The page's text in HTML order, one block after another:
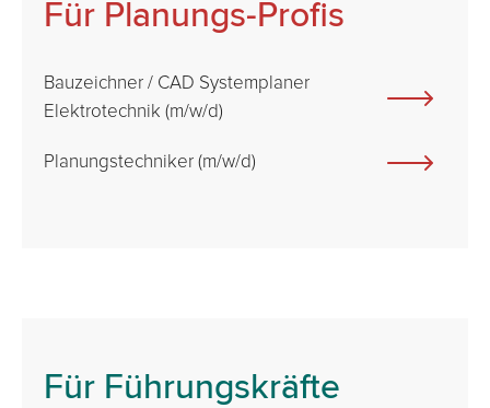
Für Planungs-Profis
Bauzeichner / CAD Systemplaner
Elektrotechnik (m/w/d)
Planungstechniker (m/w/d)
Für Führungskräfte